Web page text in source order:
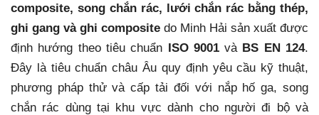
composite, song chắn rác, lưới chắn rác bằng thép,
ghi gang và ghi composite do Minh Hải sản xuất được
định hướng theo tiêu chuẩn ISO 9001và BS EN 124.
Đây là tiêu chuẩn châu Âu quy định yêu cầu kỹ thuật,
phương pháp thử và cấp tải đối với nắp hố ga, song
chắn rác dùng tại khu vực dành cho người đi bộ và